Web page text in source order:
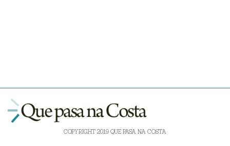
COPYRIGHT 2019 QUE PASA NA COSTA